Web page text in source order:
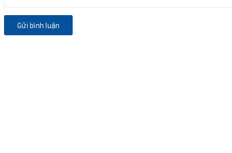
Gửi bình luận